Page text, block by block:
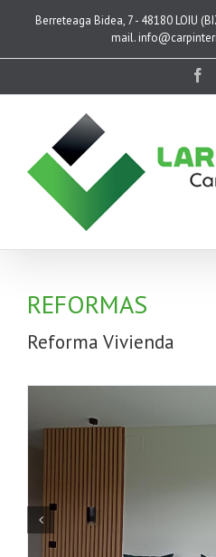
Berreteaga Bidea, 7 - 48180 LOIU
mail.
REFORMAS
Reforma Vivienda